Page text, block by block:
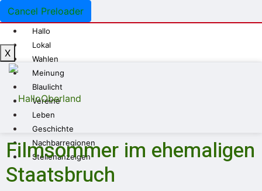
Cancel Preloader
Hallo
Lokal
Wahlen
Meinung
Blaulicht
Vereine
Leben
Geschichte
Nachbarregionen
Stellenanzeigen
X
Filmsommer im ehemaligen
Staatsbruch